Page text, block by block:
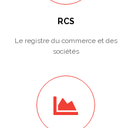
RCS
Le registre du commerce et des
sociétés